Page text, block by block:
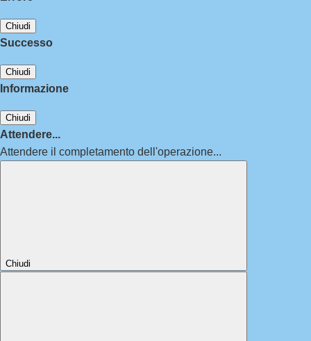
Chiudi
Successo
Chiudi
Informazione
Chiudi
Attendere...
Attendere il completamento dell'operazione...
Chiudi